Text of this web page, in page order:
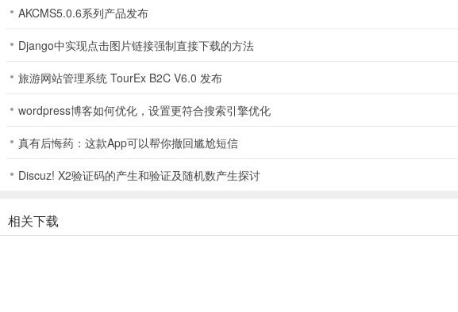
特色亮点
1、【经济师新大纲模考大赛】
2、【经济师新大纲每日打卡】
万题库每日打卡，只需5分钟，打卡5道题，专题专练，1题抵10题，提分效果事半功倍！
万题库学习计划，根据您的每日学习强度，制定专属练习计划！
4、【经济师新大纲考试快讯】
覆盖科目：
AKCMS5.0.6系列产品发布
Django中实现点击图片链接强制直接下载的方法
旅游网站管理系统 TourEx B2C V6.0 发布
wordpress博客如何优化，设置更符合搜索引擎优化
真有后悔药：这款App可以帮你撤回尴尬短信
Discuz! X2验证码的产生和验证及随机数产生探讨
相关下载